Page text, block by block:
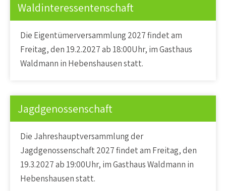
Waldinteressentenschaft
Die Eigentümerversammlung 2027 findet am
Freitag, den 19.2.2027 ab 18:00Uhr, im Gasthaus
Waldmann in Hebenshausen statt.
Jagdgenossenschaft
Die Jahreshauptversammlung der
Jagdgenossenschaft 2027 findet am Freitag, den
19.3.2027 ab 19:00Uhr, im Gasthaus Waldmann in
Hebenshausen statt.